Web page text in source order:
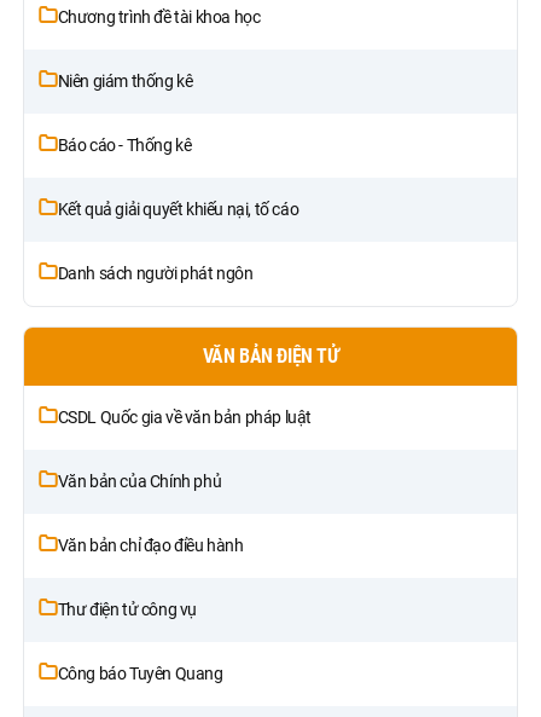
Chương trình đề tài khoa học
Niên giám thống kê
Báo cáo - Thống kê
Kết quả giải quyết khiếu nại, tố cáo
Danh sách người phát ngôn
VĂN BẢN ĐIỆN TỬ
CSDL Quốc gia về văn bản pháp luật
Văn bản của Chính phủ
Văn bản chỉ đạo điều hành
Thư điện tử công vụ
Công báo Tuyên Quang